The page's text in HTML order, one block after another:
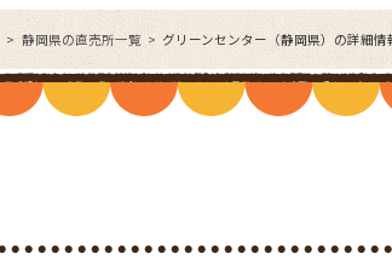
静岡県の直売所一覧 グリーンセンター（静岡県）の詳細情